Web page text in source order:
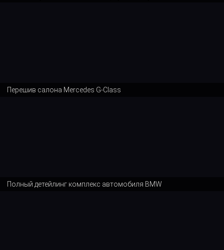
Перешив салона Mercedes G-Class
Полный детейлинг комплекс автомобиля BMW